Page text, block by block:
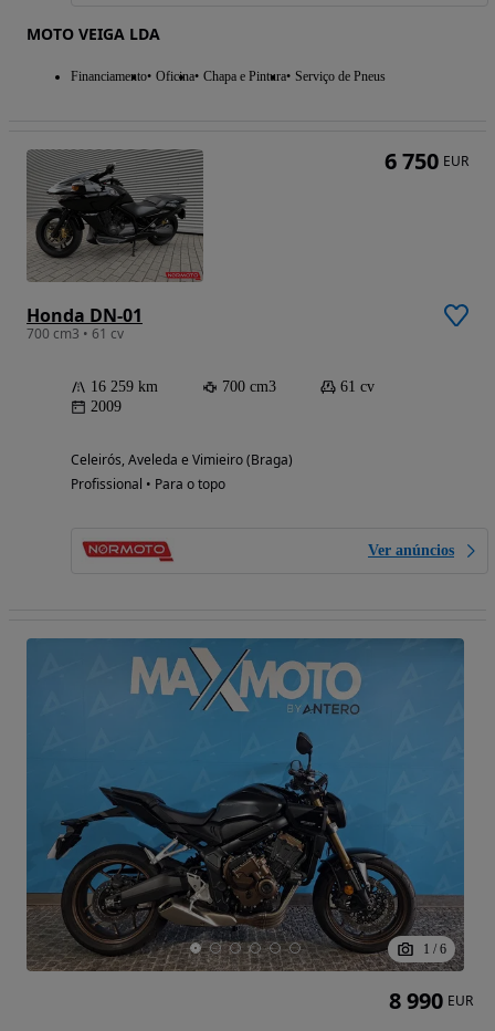
MOTO VEIGA LDA
Financiamento Oficina Chapa e Pintura Serviço de Pneus
Honda DN-01
700 cm3 • 61 cv
16 259 km 700 cm3
61 cv
2009
Celeirós, Aveleda e Vimieiro (Braga)
Profissional • Para o topo
Ver anúncios
6 750 EUR
1 / 6
8 990 EUR